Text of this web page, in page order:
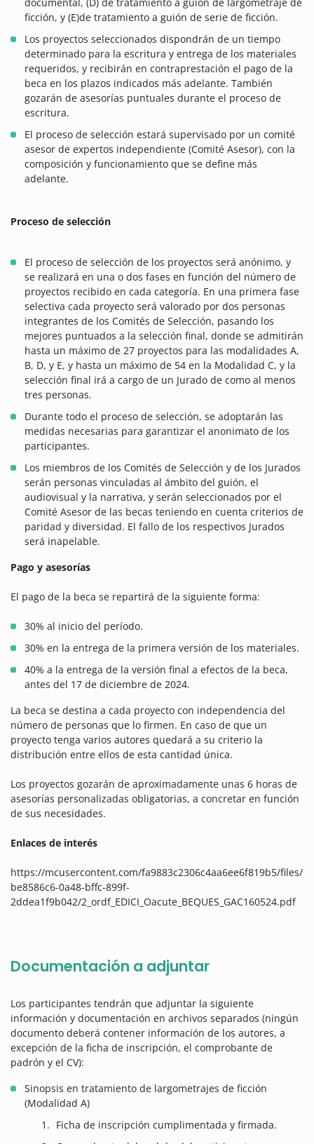
ficción, y (E)de tratamiento a guión de serie de ficción.
Los proyectos seleccionados dispondrán de un tiempo
determinado para la escritura y entrega de los materiales
requeridos, y recibirán en contraprestación el pago de la
beca en los plazos indicados más adelante. También
gozarán de asesorías puntuales durante el proceso de
escritura.
El proceso de selección estará supervisado por un comité
asesor de expertos independiente (Comité Asesor), con la
composición y funcionamiento que se define más
adelante.
Proceso de selección
El proceso de selección de los proyectos será anónimo, y
se realizará en una o dos fases en función del número de
proyectos recibido en cada categoría. En una primera fase
selectiva cada proyecto será valorado por dos personas
integrantes de los Comités de Selección, pasando los
mejores puntuados a la selección final, donde se admitirán
hasta un máximo de 27 proyectos para las modalidades A,
B, D, y E, y hasta un máximo de 54 en la Modalidad C, y la
selección final irá a cargo de un Jurado de como al menos
tres personas.
Durante todo el proceso de selección, se adoptarán las
medidas necesarias para garantizar el anonimato de los
participantes.
Los miembros de los Comités de Selección y de los Jurados
serán personas vinculadas al ámbito del guión, el
audiovisual y la narrativa, y serán seleccionados por el
Comité Asesor de las becas teniendo en cuenta criterios de
paridad y diversidad. El fallo de los respectivos Jurados
será inapelable.
Pago y asesorías
El pago de la beca se repartirá de la siguiente forma:
30% al inicio del período.
30% en la entrega de la primera versión de los materiales.
40% a la entrega de la versión final a efectos de la beca,
antes del 17 de diciembre de 2024.
La beca se destina a cada proyecto con independencia del
número de personas que lo firmen. En caso de que un
proyecto tenga varios autores quedará a su criterio la
distribución entre ellos de esta cantidad única.
Los proyectos gozarán de aproximadamente unas 6 horas de
asesorías personalizadas obligatorias, a concretar en función
de sus necesidades.
Enlaces de interés
https://mcusercontent.com/fa9883c2306c4aa6ee6f819b5/files/
be8586c6-0a48-bffc-899f-
2ddea1f9b042/2_ordf_EDICI_Oacute_BEQUES_GAC160524.pdf
Documentación a adjuntar
Los participantes tendrán que adjuntar la siguiente
información y documentación en archivos separados (ningún
documento deberá contener información de los autores, a
excepción de la ficha de inscripción, el comprobante de
padrón y el CV):
Sinopsis en tratamiento de largometrajes de ficción
(Modalidad A)
Ficha de inscripción cumplimentada y firmada.